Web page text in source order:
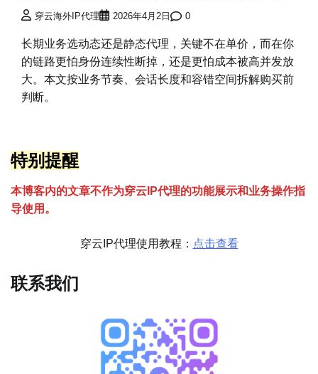
穿云海外IP代理 2026年4月2日 0
长期业务选动态还是静态代理，关键不在单价，而在你
的链路更怕身份连续性断掉，还是更怕成本被高并发放
大。本文按业务节奏、会话长度和容错空间拆解购买前
判断。
特别提醒
本博客内的文章不作为穿云 P代理的功能展示和业务操作指
导使用。
穿云IP代理使用教程： 点击查看
联系我们